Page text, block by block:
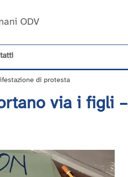
ODV
di protesta
via i figli –